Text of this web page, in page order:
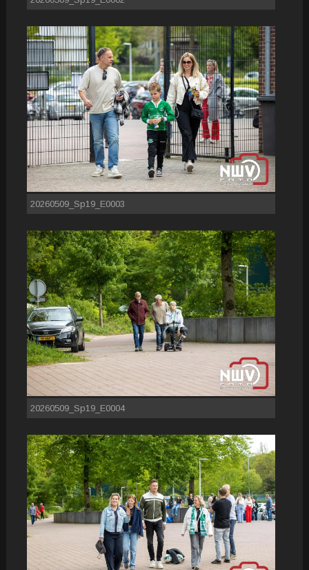
20260509_Sp19_E0003
20260509_Sp19_E0004